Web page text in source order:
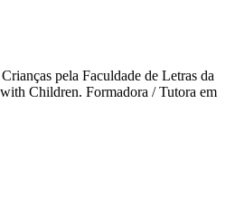
pela Faculdade de Letras da
Children. Formadora / Tutora em